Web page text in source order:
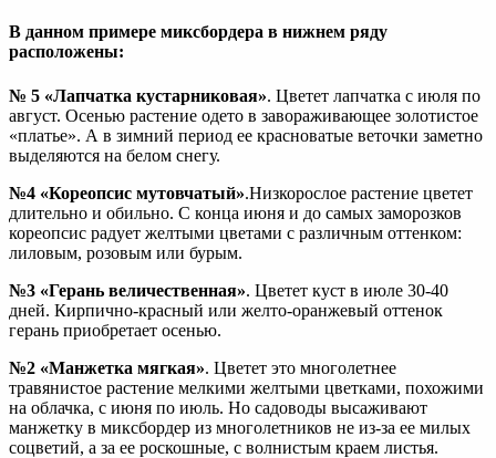
В данном примере миксбордера в нижнем ряду
расположены:
№ 5 «Лапчатка кустарниковая». Цветет лапчатка с июля по
август. Осенью растение одето в завораживающее золотистое
«платье». А в зимний период ее красноватые веточки заметно
выделяются на белом снегу.
№4 «Кореопсис мутовчатый».Низкорослое растение цветет
длительно и обильно. С конца июня и до самых заморозков
кореопсис радует желтыми цветами с различным оттенком:
лиловым, розовым или бурым.
№3 «Герань величественная». Цветет куст в июле 30-40
дней. Кирпично-красный или желто-оранжевый оттенок
герань приобретает осенью.
№2 «Манжетка мягкая». Цветет это многолетнее
травянистое растение мелкими желтыми цветками, похожими
на облачка, с июня по июль. Но садоводы высаживают
манжетку в миксбордер из многолетников не из-за ее милых
соцветий, а за ее роскошные, с волнистым краем листья.